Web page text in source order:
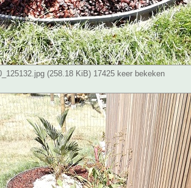
(258.18 KiB) 17425 keer bekeken